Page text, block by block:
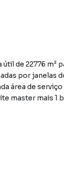
de 22776 m²
por janelas
área de
master mais 1
e uma
combinação
a alteração